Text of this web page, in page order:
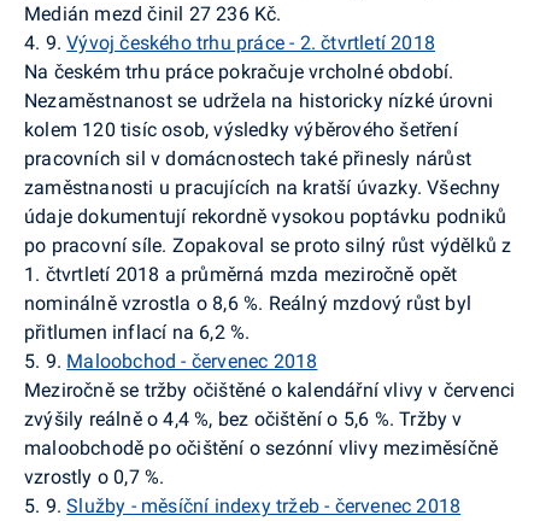
Medián mezd činil 27 236 Kč.
4. 9.Vývoj českého trhu práce - 2. čtvrtletí 2018
Na českém trhu práce pokračuje vrcholné období.
Nezaměstnanost se udržela na historicky nízké úrovni
kolem 120 tisíc osob, výsledky výběrového šetření
pracovních sil v domácnostech také přinesly nárůst
zaměstnanosti u pracujících na kratší úvazky. Všechny
údaje dokumentují rekordně vysokou poptávku podniků
po pracovní síle. Zopakoval se protosilný růst výdělků z
1. čtvrtletí 2018 a průměrná mzda meziročně opět
nominálně vzrostla o 8,6 %. Reálný mzdový růst byl
přitlumen inflací na 6,2 %.
5. 9. Maloobchod - červenec 2018
Meziročně se tržby očištěné o kalendářní vlivy v červenci
zvýšily reálně o 4,4 %, bez očištění o 5,6 %. Tržby v
maloobchodě po očištění o sezónní vlivy meziměsíčně
vzrostly o 0,7 %.
5. 9.Služby - měsíční indexy tržeb - červenec 2018